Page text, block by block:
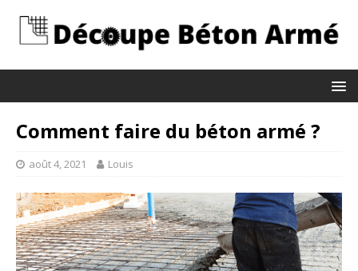
Comment faire du béton armé ?
août 4, 2021 Louis